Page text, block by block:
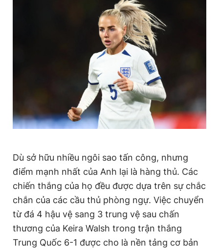
Dù sở hữu nhiều ngôi sao tấn công, nhưng
điểm mạnh nhất của Anh lại là hàng thủ. Các
chiến thắng của họ đều được dựa trên sự chắc
chắn của các cầu thủ phòng ngự. Việc chuyển
từ đá 4 hậu vệ sang 3 trung vệ sau chấn
thương của Keira Walsh trong trận thắng
Trung Quốc 6-1 được cho là nền tảng cơ bản